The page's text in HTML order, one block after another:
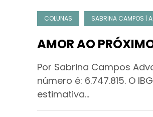
COLUNAS SABRINA CAMPOS |
AMOR AO
Por Sabrina Campos
número é: 6.747.815. O
estimativa…